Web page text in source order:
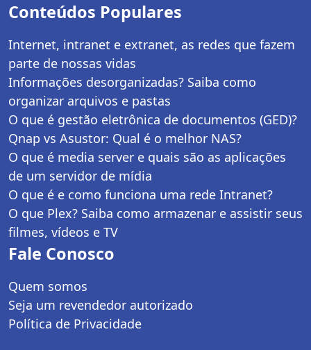
Conteúdos Populares
Internet, intranet e extranet, as redes que fazem
parte de nossas vidas
Informações desorganizadas? Saiba como
organizar arquivos e pastas
O que é gestão eletrônica de documentos (GED)?
Qnap vs Asustor: Qual é o melhor NAS?
O que é media server e quais são as aplicações
de um servidor de mídia
O que é e como funciona uma rede Intranet?
O que Plex? Saiba como armazenar e assistir seus
filmes, vídeos e TV
Fale Conosco
Quem somos
Seja um revendedor autorizado
Política de Privacidade